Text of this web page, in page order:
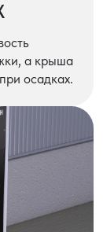
а крыша
осадках.